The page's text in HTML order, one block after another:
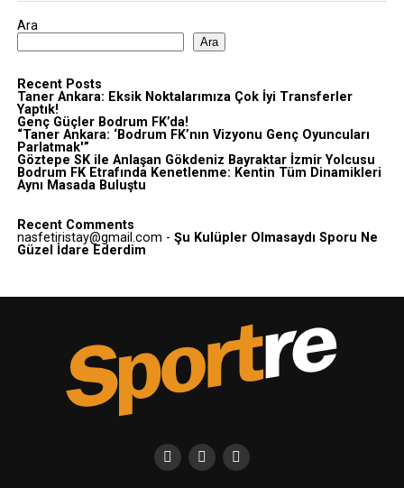
Ara
Ara
Recent Posts
Taner Ankara: Eksik Noktalarımıza Çok İyi Transferler
Yaptık!
Genç Güçler Bodrum FK’da!
“Taner Ankara: ‘Bodrum FK’nın Vizyonu Genç Oyuncuları
Parlatmak'”
Göztepe SK ile Anlaşan Gökdeniz Bayraktar İzmir Yolcusu
Bodrum FK Etrafında Kenetlenme: Kentin Tüm Dinamikleri
Aynı Masada Buluştu
Recent Comments
nasfetiristay@gmail.com - Şu Kulüpler Olmasaydı Sporu Ne
Güzel İdare Ederdim